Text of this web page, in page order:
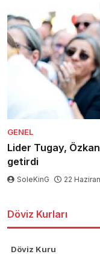
GENEL
Lider Tugay,
getirdi
SoleKinG 22
Döviz Kurları
Döviz Kuru